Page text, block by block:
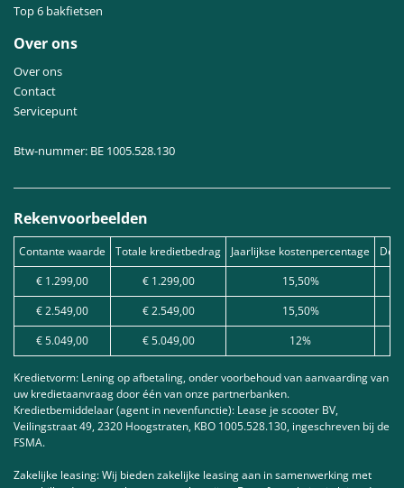
Top 6 bakfietsen
Over ons
Over ons
Contact
Servicepunt
Btw-nummer: BE 1005.528.130
Rekenvoorbeelden
Contante waarde Totale kredietbedrag Jaarlijkse kostenpercentage
€ 1.299,00
€ 1.299,00
15,50%
€ 2.549,00
€ 2.549,00
15,50%
€ 5.049,00
€ 5.049,00 12%
Kredietvorm: Lening op afbetaling, onder voorbehoud van aanvaarding van
uw kredietaanvraag door één van onze partnerbanken.
Kredietbemiddelaar (agent in nevenfunctie): Lease je scooter BV,
Veilingstraat 49, 2320 Hoogstraten, KBO 1005.528.130, ingeschreven bij de
FSMA.
Zakelijke leasing: Wij bieden zakelijke leasing aan in samenwerking met